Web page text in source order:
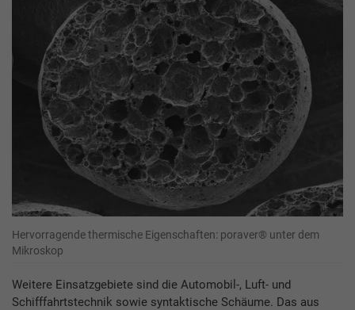
Hervorragende thermische Eigenschaften: poraver® unter dem
Mikroskop
Weitere Einsatzgebiete sind die Automobil-, Luft- und
Schifffahrtstechnik sowie syntaktische Schäume. Das aus